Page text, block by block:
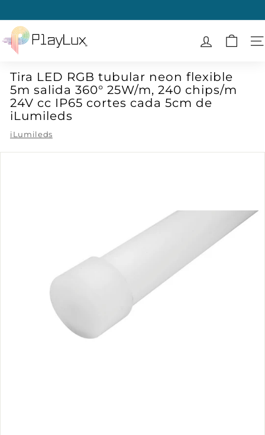
directamente
contenido
diapositivas
P
u
Tira LED RGB tubular neon flexible
5m salida 360° 25W/m, 240 chips/m
24V cc IP65 cortes cada 5cm de
iLumileds
iLumileds